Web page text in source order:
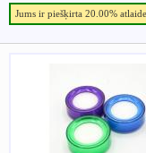
Jums ir piešķirta 20.00%